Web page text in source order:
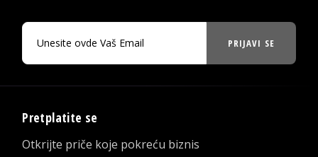
PRIJAVI SE
Pretplatite se
Otkrijte priče koje pokreću biznis